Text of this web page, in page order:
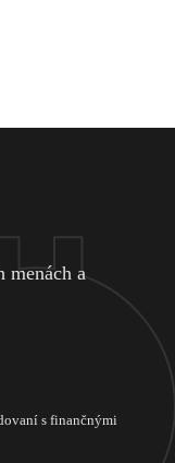
menách a
s finančnými